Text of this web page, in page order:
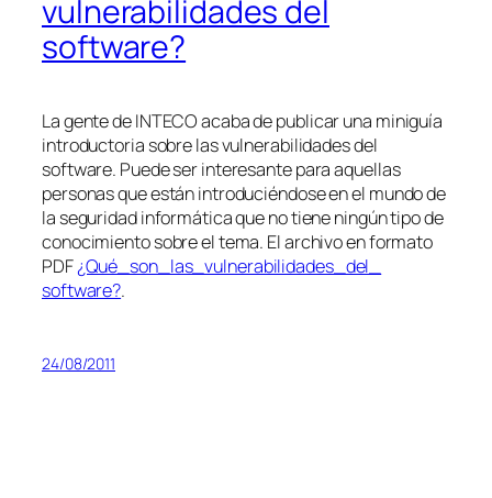
vulnerabilidades del
software?
La gente de INTECO acaba de publicar una miniguía
introductoria sobre las vulnerabilidades del
software. Puede ser interesante para aquellas
personas que están introduciéndose en el mundo de
la seguridad informática que no tiene ningún tipo de
conocimiento sobre el tema. El archivo en formato
PDF¿Qué_son_las_vulnerabilidades_del_
software?.
24/08/2011